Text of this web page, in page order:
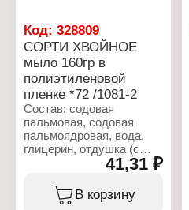
Назначение: туалетное
Линейка: Детское
Название: "С Кремом"
Вес: 90 г
Код: 328809
СОРТИ ХВОЙНОЕ
мыло 160гр в
полиэтиленовой
пленке *72 /1081-2
Состав: содовая
пальмовая, содовая
пальмоядровая, вода,
глицерин, отдушка (с
ароматом хвои), хлорид
натрия, стабилизатор,
пластификатор, диоксид
титана (CI 77891), синий
41,31 ₽
В корзину